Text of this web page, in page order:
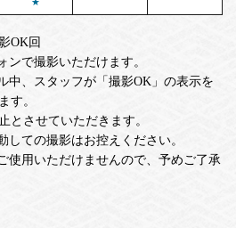
OK回
で撮影いただけます。
中、スタッフが「撮影OK」の表示を
す。
とさせていただきます。
ての撮影はお控えください。
使用いただけませんので、予めご了承